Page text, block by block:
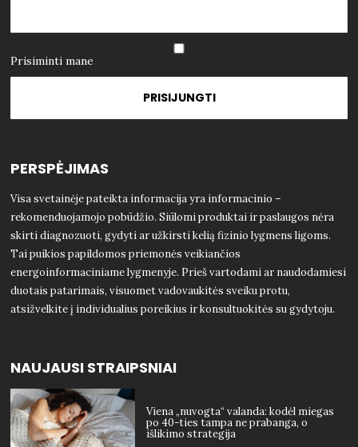
Prisiminti mane
PERSPĖJIMAS
Visa svetainėje pateikta informacija yra informacinio –
rekomenduojamojo pobūdžio. Siūlomi produktai ir paslaugos nėra
skirti diagnozuoti, gydyti ar užkirsti kelią fizinio lygmens ligoms.
Tai puikios papildomos priemonės veikiančios
energoinformaciniame lygmenyje. Prieš vartodami ar naudodamiesi
duotais patarimais, visuomet vadovaukitės sveiku protu,
atsižvelkite į individualius poreikius ir konsultuokitės su gydytoju.
NAUJAUSI STRAIPSNIAI
Viena „nuvogta“ valanda: kodėl miegas
po 40-ties tampa ne prabanga, o
išlikimo strategija